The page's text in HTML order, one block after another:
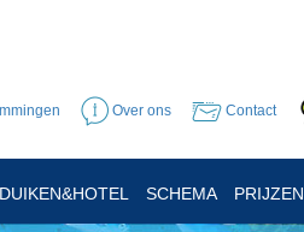
Over ons Contact
DUIKEN&HOTEL SCHEMA PRIJZEN